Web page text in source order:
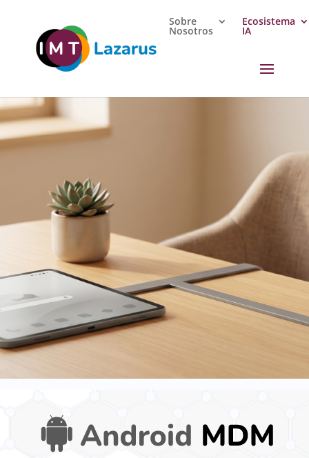
Sobre
Nosotros
Ecosistema
IA